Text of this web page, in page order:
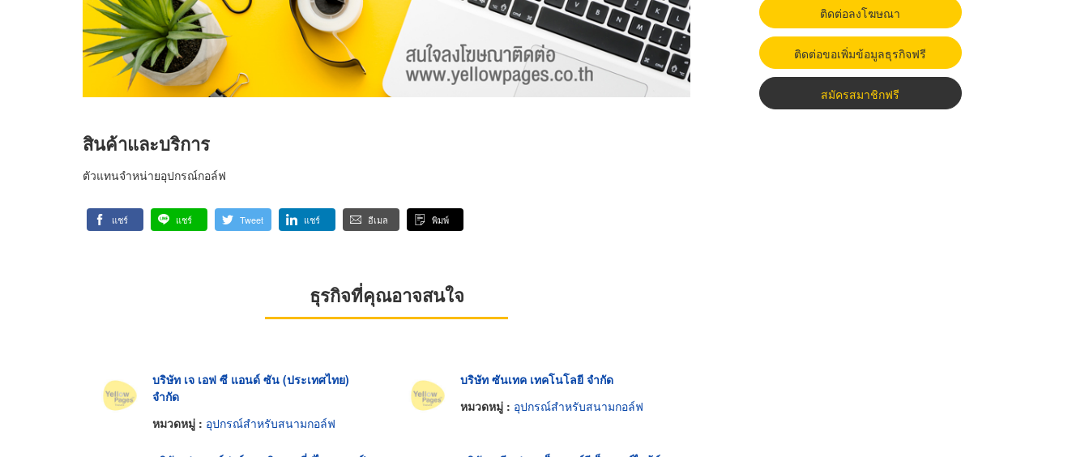
สินค้าและบริการ
ตัวแทนจำหน่ายอุปกรณ์กอล์ฟ
แชร์ แชร์ Tweet แชร์ อีเมล พิมพ์
ธุรกิจที่คุณอาจสนใจ
บริษัท เจ เอฟ ซี แอนด์ ซัน (ประเทศไทย)
จำกัด
หมวดหมู่ : อุปกรณ์สำหรับสนามกอล์ฟ
บริษัท ซันเทค เทคโนโลยี จำกัด
หมวดหมู่ : อุปกรณ์สำหรับสนามกอล์ฟ
ติดต่อลงโฆษณา
ติดต่อขอเพิ่มข้อมูลธุรกิจฟรี
สมัครสมาชิกฟรี